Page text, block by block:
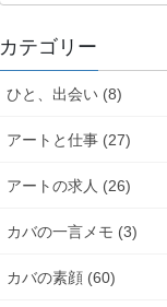
カテゴリー
ひと、出会い (8)
アートと仕事 (27)
アートの求人 (26)
カバの一言メモ (3)
カバの素顔 (60)